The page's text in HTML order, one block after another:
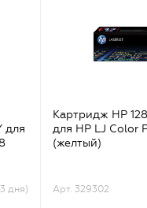
для
дня)
Картридж HP
для HP LJ Color
(желтый)
Арт. 329302